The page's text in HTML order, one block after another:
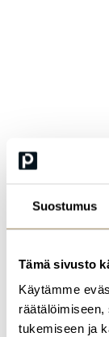
Suostumus
Tämä sivusto
Käytämme
tukemiseen ja
juristina
hankintojen
useista julkisten
ovat sote-
hankintalaki
Saila pitää
Hän innostuu
kehittämisestä ja
paremmin .